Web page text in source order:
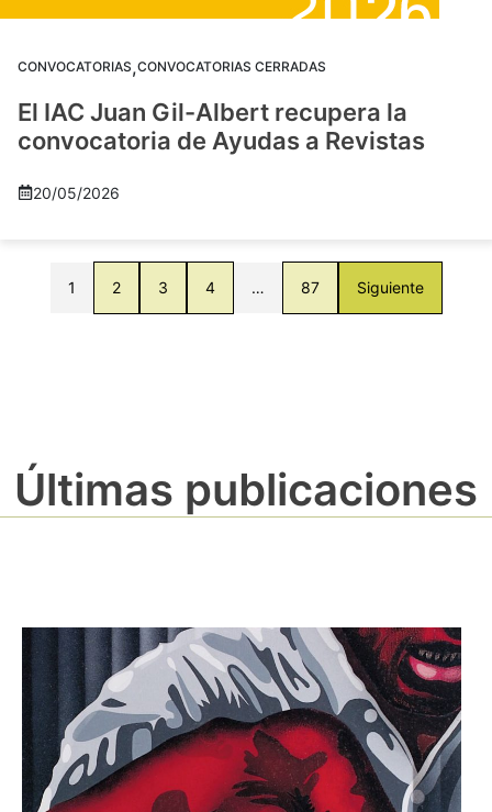
CONVOCATORIAS,CONVOCATORIAS CERRADAS
El IAC Juan Gil-Albert recupera la
convocatoria de Ayudas a Revistas
20/05/2026
1 2 3 4 … 87 Siguiente
Últimas publicaciones